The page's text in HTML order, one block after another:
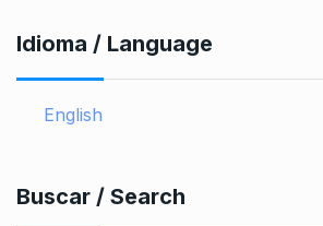
Idioma / Language
English
Buscar / Search